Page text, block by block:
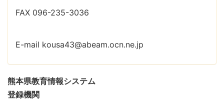
FAX 096-235-3036
E-mail kousa43@abeam.ocn.ne.jp
熊本県教育情報システム
登録機関